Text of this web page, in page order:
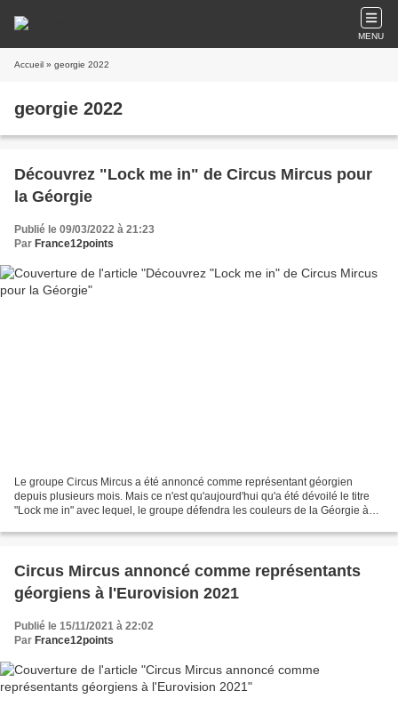
MENU
Accueil » georgie 2022
georgie 2022
Découvrez "Lock me in" de Circus Mircus pour
la Géorgie
Publié le 09/03/2022 à 21:23
Par France12points
Le groupe Circus Mircus a été annoncé comme représentant géorgien
depuis plusieurs mois. Mais ce n'est qu'aujourd'hui qu'a été dévoilé le titre
"Lock me in" avec lequel, le groupe défendra les couleurs de la Géorgie à
Circus Mircus annoncé comme représentants
géorgiens à l'Eurovision 2021
Publié le 15/11/2021 à 22:02
Par France12points